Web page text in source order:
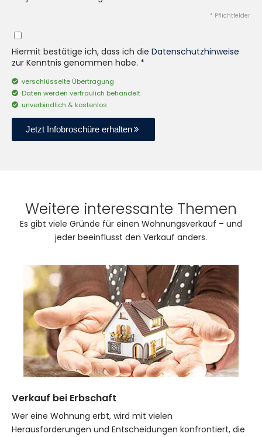
* Pflichtfelder
Hiermit bestätige ich, dass ich die Datenschutzhinweise
zur Kenntnis genommen habe. *
verschlüsselte Übertragung
Daten werden vertraulich behandelt
unverbindlich & kostenlos
Jetzt Infobroschüre erhalten
Weitere interessante Themen
Es gibt viele Gründe für einen Wohnungsverkauf – und
jeder beeinflusst den Verkauf anders.
Verkauf bei Erbschaft
Wer eine Wohnung erbt, wird mit vielen
Herausforderungen und Entscheidungen konfrontiert, die